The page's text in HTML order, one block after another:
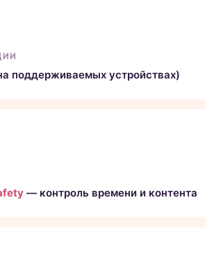
поддерживаемых устройствах)
— контроль времени и контента